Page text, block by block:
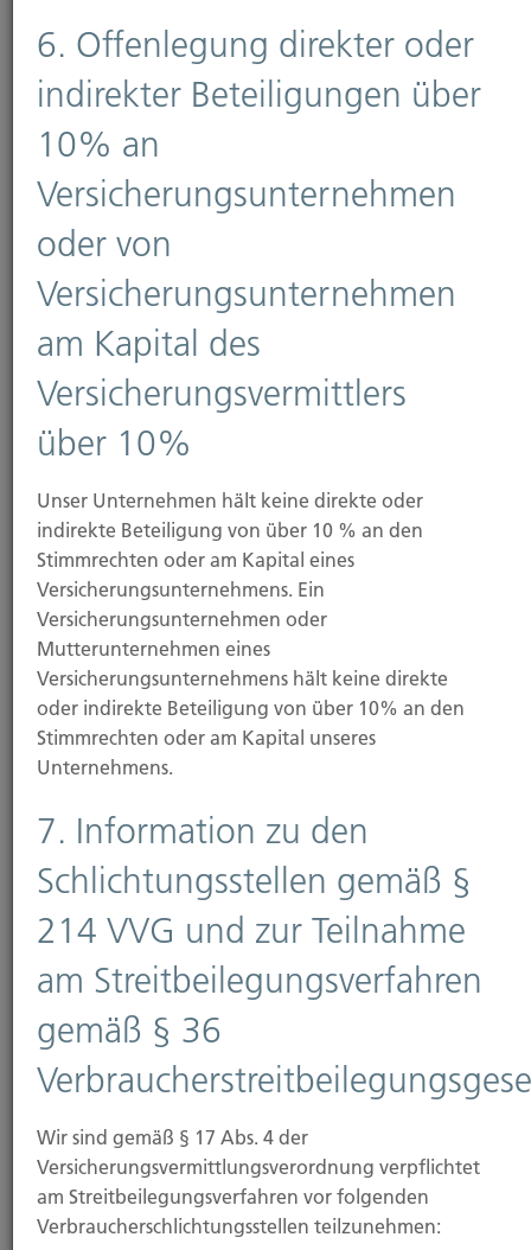
Körperschaft des öffentlichen Rechts
Bahnhofstraße 18, 58095 Hagen
Postfach 4265 und 4267, 58085 Hagen
Telefon: 02331 390-0
E-Mail: sihk@hagen.ihk.de
IHK Hagendorf Ernst-Schneider-Platz 1 40212
Düsseldorf
Telefon: 0211-35570
E-Mail: ihkdus@duesseldorf.ihk.de
5. Information über die
Vergütung
Als Versicherungsmakler bieten wir eine Beratung
an. Die Vergütung – Courtage genannt – für unsere
Beratungs-, Vermittlungs- und Betreuungstätigkeit
trägt gewohnheitsrechtlich das
Versicherungsunternehmen. Die Courtage ist
Bestandteil der Versicherungsprämie. Hiervon
Abweichendes muss ausdrücklich zwischen uns und
dem Auftraggeber vereinbart werden.
Insbesondere bei der Vermittlung von sogenannten
Vergütungsabrede vereinbart, die den Mandanten
zur Zahlung der Vergütung verpflichtet.
Nettoprodukte sind Produkte bei denen die
Vermittlungsvergütung nicht in der
Versicherungsprämie enthalten ist.
Der Mandant schuldet dem Makler für dessen
Dienste keine Zahlungen, soweit nichts anderes
6. Offenlegung direkter oder
indirekter Beteiligungen über
6. Offenlegung direkter oder
indirekter Beteiligungen über
10% an
Versicherungsunternehmen
oder von
Versicherungsunternehmen
am Kapital des
Versicherungsvermittlers
über 10%
Unser Unternehmen hält keine direkte oder
indirekte Beteiligung von über 10 % an den
Stimmrechten oder am Kapital eines
Versicherungsunternehmens. Ein
Versicherungsunternehmen oder
Mutterunternehmen eines
Versicherungsunternehmens hält keine direkte
oder indirekte Beteiligung von über 10% an den
Stimmrechten oder am Kapital unseres
Unternehmens.
7. Information zu den
Schlichtungsstellen gemäß §
214 VVG und zur Teilnahme
am Streitbeilegungsverfahren
gemäß § 36
Wir sind gemäß § 17 Abs. 4 der
Versicherungsvermittlungsverordnung verpflichtet
am Streitbeilegungsverfahren vor folgenden
Verbraucherschlichtungsstellen teilzunehmen: